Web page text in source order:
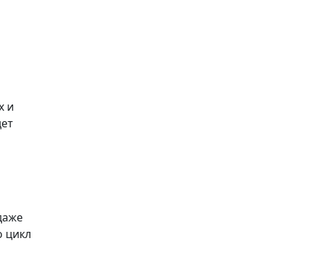
и
цикл